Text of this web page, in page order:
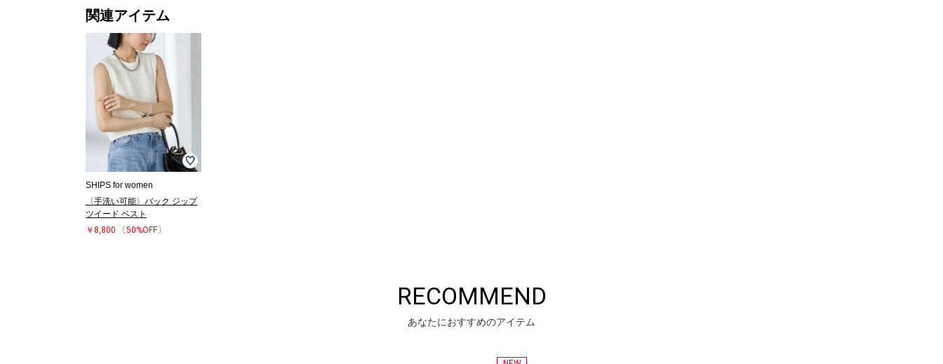
関連アイテム
SHIPS for women
〈手洗い可能〉バック ジップ
ツイード ベスト
￥8,800
〔50%OFF〕
RECOMMEND
あなたにおすすめのアイテム